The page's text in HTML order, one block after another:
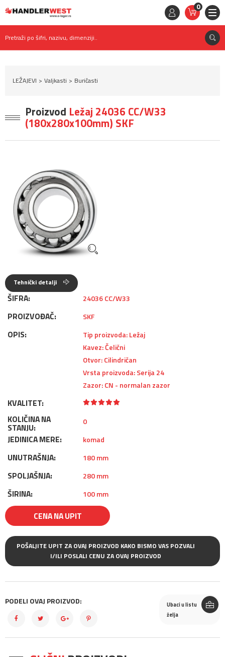
0
STAVKE
0,
RSD
Pretraži po šifri, nazivu, dimenziji..
LEŽAJEVI Valjkasti Buričasti
Proizvod Ležaj 24036 CC/W33
(180x280x100mm) SKF
Tehnički detalji
ŠIFRA: 24036 CC/W33
PROIZVOĐAČ: SKF
OPIS:
Tip proizvoda: Ležaj
Kavez: Čelični
Otvor: Cilindričan
Vrsta proizvoda: Serija 24
Zazor: CN - normalan zazor
KVALITET:
KOLIČINA NA
STANJU:
0
JEDINICA MERE: komad
UNUTRAŠNJA: 180 mm
SPOLJAŠNJA: 280 mm
ŠIRINA: 100 mm
CENA NA UPIT
POŠALJITE UPIT ZA OVAJ PROIZVOD KAKO BISMO VAS POZVALI
I/ILI POSLALI CENU ZA OVAJ PROIZVOD
PODELI OVAJ PROIZVOD:
Ubaci u listu
želja